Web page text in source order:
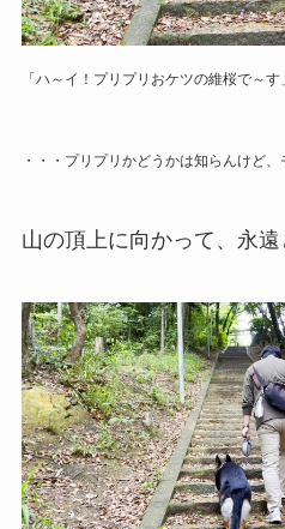
「ハ～イ！プリプリおケツの維桜で～す」
・・・プリプリかどうかは知らんけど
山の頂上に向かって、永遠